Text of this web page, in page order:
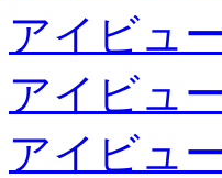
アイビュ
アイビュ
アイビュ